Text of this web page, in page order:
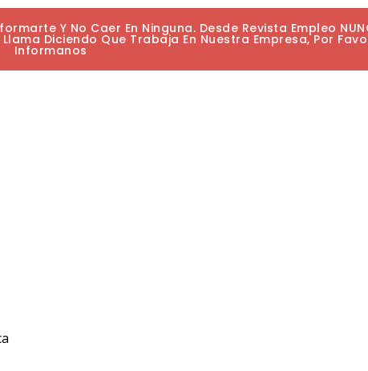
Y No Caer En Ninguna. Desde Revista Empleo
Diciendo Que Trabaja En Nuestra Empresa, Por
Informanos